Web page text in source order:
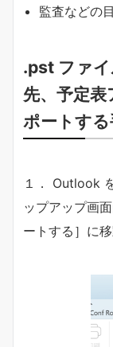
監査などの
.pst ファ
先、予定
ポートす
１． Outlook
ップアップ画
ートする］に